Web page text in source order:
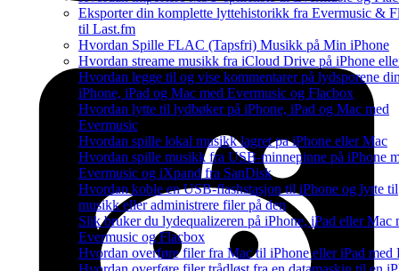
Eksporter din komplette lyttehistorikk fra Evermusic &
til Last.fm
Hvordan Spille FLAC (Tapsfri) Musikk på Min iPhone
Hvordan streame musikk fra iCloud Drive på iPhone
Hvordan legge til og vise kommentarer på lydsporene
iPhone, iPad og Mac med Evermusic og Flacbox
Hvordan lytte til lydbøker på iPhone, iPad og Mac med
Evermusic
Hvordan spille lokal musikk lagret pa iPhone eller Mac
Hvordan spille musikk fra USB-minnepinne på iPhone
Evermusic og iXpand fra SanDisk
Hvordan koble en USB-flashstasjon til iPhone og lytte til
musikk eller administrere filer på den
Slik bruker du lydequalizeren på iPhone, iPad eller Mac
Evermusic og Flacbox
Hvordan overføre filer fra Mac til iPhone eller iPad med